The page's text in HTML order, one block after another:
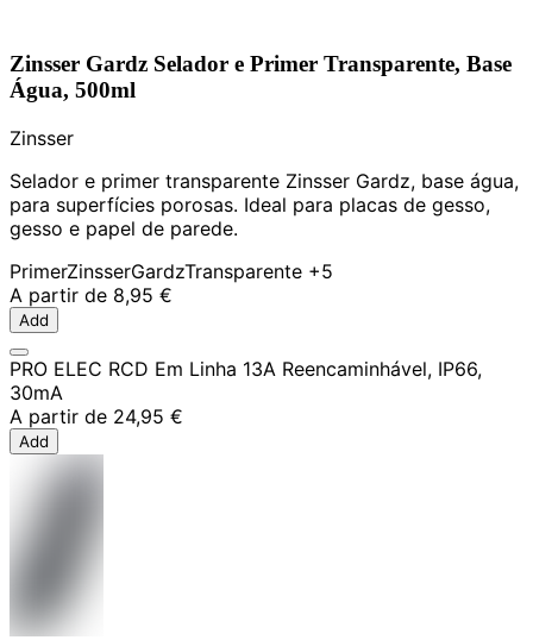
Zinsser Gardz Selador e Primer Transparente, Base
Água, 500ml
Zinsser
Selador e primer transparente Zinsser Gardz, base água,
para superfícies porosas. Ideal para placas de gesso,
gesso e papel de parede.
PrimerZinsserGardzTransparente +5
A partir de 8,95 €
Add
PRO ELEC RCD Em Linha 13A Reencaminhável, IP66,
30mA
A partir de 24,95 €
Add